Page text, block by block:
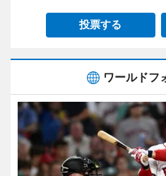
投票する
ワールドフ